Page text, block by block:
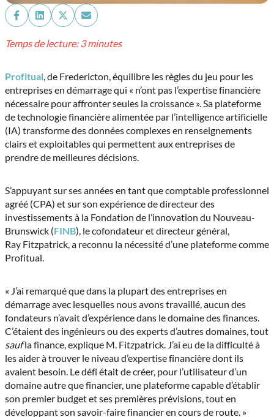
Share
on
Facebook
Share
on
LinkedIn
Share
on
X
Share
on
Email
Temps de lecture: 3 minutes
Profitual, de Fredericton, équilibre les règles du jeu pour les
entreprises en démarrage qui « n’ont pas l’expertise financière
nécessaire pour affronter seules la croissance ». Sa plateforme
de technologie financière alimentée par l’intelligence artificielle
(IA) transforme des données complexes en renseignements
clairs et exploitables qui permettent aux entreprises de
prendre de meilleures décisions.
S’appuyant sur ses années en tant que comptable professionnel
agréé (CPA) et sur son expérience de directeur des
investissements à la Fondation de l’innovation du Nouveau-
Brunswick (FINB), le cofondateur et directeur général,
Ray Fitzpatrick, a reconnu la nécessité d’une plateforme comme
Profitual.
« J’ai remarqué que dans la plupart des entreprises en
démarrage avec lesquelles nous avons travaillé, aucun des
fondateurs n’avait d’expérience dans le domaine des finances.
C’étaient des ingénieurs ou des experts d’autres domaines, tout
saufla finance, explique M. Fitzpatrick. J’ai eu de la difficulté à
les aider à trouver le niveau d’expertise financière dont ils
avaient besoin. Le défi était de créer, pour l’utilisateur d’un
domaine autre que financier, une plateforme capable d’établir
son premier budget et ses premières prévisions, tout en
développant son savoir-faire financier en cours de route. »